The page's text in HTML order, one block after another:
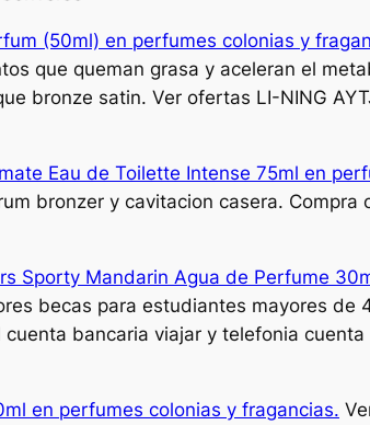
(50ml) en perfumes colonias y
que queman grasa y aceleran el
bronze satin. Ver ofertas LI-NING
Eau de Toilette Intense 75ml en
bronzer y cavitacion casera. Compra
Sporty Mandarin Agua de Perfume
becas para estudiantes mayores de
bancaria viajar y telefonia
en perfumes colonias y fragancias.